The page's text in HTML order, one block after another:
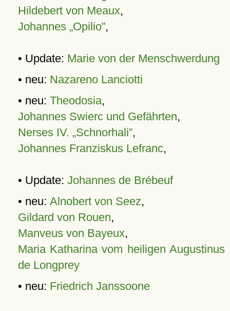
Hildebert von Meaux,
Johannes „Opilio”,
• Update: Marie von der Menschwerdung
• neu: Nazareno Lanciotti
• neu: Theodosia,
Johannes Swierc und Gefährten,
Nerses IV. „Schnorhali”,
Johannes Franziskus Lefranc,
• Update: Johannes de Brébeuf
• neu: Alnobert von Seez,
Gildard von Rouen,
Manveus von Bayeux,
Maria Katharina vom heiligen Augustinus
de Longprey
• neu: Friedrich Janssoone